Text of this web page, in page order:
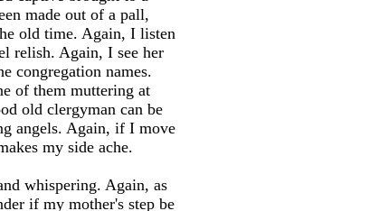
made out of a pall,
old time. Again, I listen
relish. Again, I see her
congregation names.
of them muttering at
old clergyman can be
angels. Again, if I move
my side ache.
whispering. Again, as
if my mother's step be